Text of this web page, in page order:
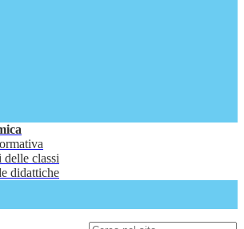
delle classi
didattiche